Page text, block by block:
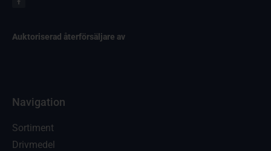
Auktoriserad återförsäljare av
Navigation
Sortiment
Drivmedel